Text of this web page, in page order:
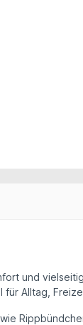
und
für Alltag,